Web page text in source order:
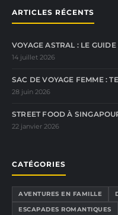
ARTICLES RÉCENTS
VOYAGE ASTRAL : LE
14 juillet 2026
SAC DE VOYAGE FEMME :
28 juin 2026
STREET FOOD À
22 janvier 2026
CATÉGORIES
AVENTURES EN FAMILLE
ESCAPADES ROMANTIQUES